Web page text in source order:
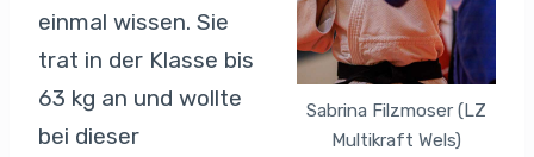
Sabrina Filzmoser (LZ
Multikraft Wels)
einmal wissen. Sie
trat in der Klasse bis
63 kg an und wollte
bei dieser